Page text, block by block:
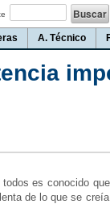
A. Técnico
es conocido
de lo que se